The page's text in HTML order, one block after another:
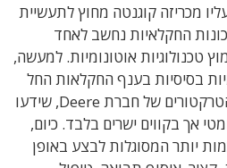
מכריזה קוגנטה מחוץ לתעשיית
החקלאיות נחשב לאחד
טכנולוגיות אוטונומיות. למעשה,
בסיסיות בענף החקלאות החל
כבר לפני עשרים שנה, עם הטרקטורים של חברת Deere, שידעו
אך בקווים ישרים בלבד. כיום,
יותר המסוגלות לבצע באופן